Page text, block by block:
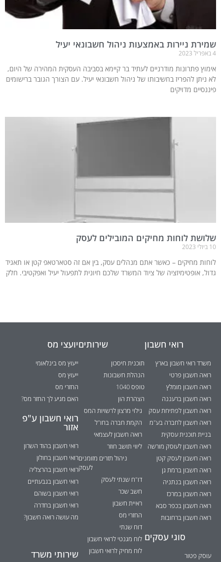
שמירת ניירות באמצעות ניהול חשבונאי יעיל
4 באפריל 2023
אימוץ פתרונות מודרניים לעתיד בר קיימא בסביבה העסקית המהירה של היום,
לא ניתן להפריז בחשיבותו של ניהול חשבונאי יעיל. עם הצורך הגובר ברישומים
פיננסיים מדויקים
שלושת לוחות מחיקים המובילים לעסק
10 ביולי 2023
לוחות מחיקים – כאשר אתם מנהלים עסק, בין אם זה סטארטאפ קטן או תאגיד
גדול, אופטימיזציה של ציוד המשרד שלכם חיונית לתפעול יעיל ואפקטיבי. חלק
רואי חשבון
משרד רואי חשבון בארץ
רואה חשבון פרטי
רואה חשבון מומלץ
רואה חשבון ברעננה
רואה חשבון לפתיחת עסק
רואה חשבון לחברה בע"מ
בניית תוכנית עסקית
רואה חשבון לעוסק מורשה
רואה חשבון לעסק קטן
רואה חשבון ברמת גן
רואה חשבון בנתניה
רואה חשבון במרכז
רואה חשבון בכפר סבא
רואה חשבון ברחובות
סוגי עסקים
עוסק פטור
שירותים
תוכנית חיסכון
הנהלת חשבונות
טופס 1040
הצהרת הון
גילוי מרצון לרשויות המס
הקמת חברה בחו"ל
רואה חשבון לעצמאי
ליווי תושב חוזר
ניהול תזרים מזומנים
לעסק
דו"ח שנתי לעסק
חשב שכר
ראיית חשבון
החזרי מס
דוח שנתי
לוח מגנטי לרואי חשבון
לוח מחיק לרואי חשבון
יועצי מס
ייעוץ מס בינלאומי
ייעוץ מס
החזרי מס
האם מגיע לך החזר מס?
רואי חשבון ע"פ
אזור
רואי חשבון בהוד השרון
רואי חשבון בחולון
רואי חשבון בהרצליה
רואי חשבון בגבעתיים
רואי חשבון בשוהם
רואי חשבון בחדרה
מה עושה רואה חשבון?
שירותי משרד